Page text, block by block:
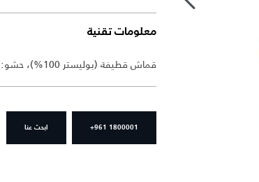
معلومات تقنية
قماش قطيفة (بوليستر 100%)، حشو: فيرجن بوليستر، تطريز وملابس: قطن 100%
+961 1800001 ابحث عنا